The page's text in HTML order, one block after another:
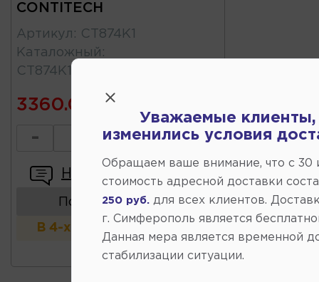
CONTITECH
Артикул : CT874K1
Каталожный :
CT874K1\96352407
3360.00
- +
Написать отзыв
Показать аналоги
В 4-х и более магазинах
Уважаемые клиенты,
изменились условия
Обращаем ваше внимание, что c 30
стоимость адресной доставки
250 руб.
для всех клиентов.
г. Симферополь является
Данная мера является временной
стабилизации ситуации.